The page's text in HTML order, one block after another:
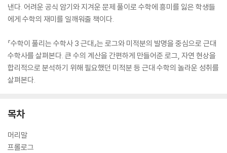
낸다. 어려운 공식 암기와 지겨운 문제 풀이로 수학에 흥미를 잃은 학생들
에게 수학의 재미를 일깨워줄 책이다.
『수학이 풀리는 수학사 3 근대』는 로그와 미적분의 발명을 중심으로 근대
수학사를 살펴본다. 큰 수의 계산을 간편하게 만들어준 로그, 자연 현상을
합리적으로 분석하기 위해 필요했던 미적분 등 근대 수학의 놀라운 성취를
살펴본다.
목차
머리말
프롤로그